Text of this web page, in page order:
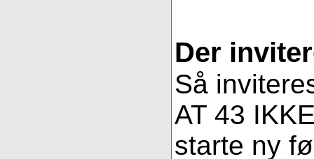
Der
Så
AT 43
starte ny